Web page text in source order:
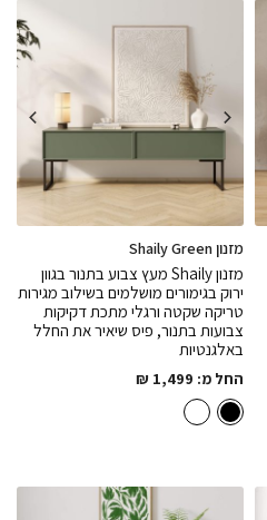
מזנון Shaily Green
מזנון Shaily מעץ צבוע בתנור בגוון
ירוק בגימורים מושלמים בשילוב מגירות
טריקה שקטה ורגלי מתכת דקיקות
צבועות בתנור, פיס שיאיר את החלל
באלגנטיות
החל מ: ₪ 1,499